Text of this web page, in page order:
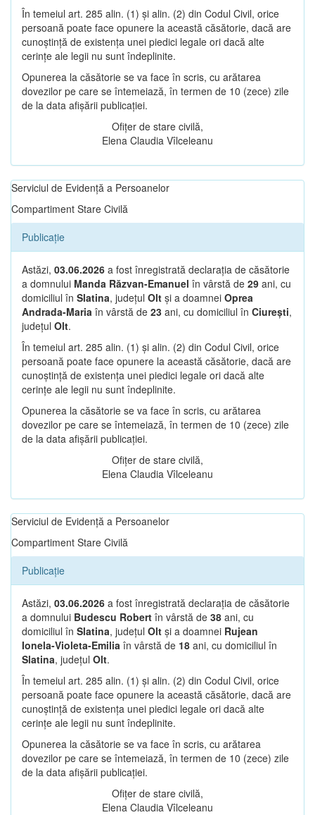
În temeiul art. 285 alin. (1) și alin. (2) din Codul Civil, orice
persoană poate face opunere la această căsătorie, dacă are
cunoștință de existența unei piedici legale ori dacă alte
cerințe ale legii nu sunt îndeplinite.
Opunerea la căsătorie se va face în scris, cu arătarea
dovezilor pe care se întemeiază, în termen de 10 (zece) zile
de la data afișării publicației.
Ofițer de stare civilă,
Elena Claudia Vîlceleanu
Serviciul de Evidență a Persoanelor
Compartiment Stare Civilă
Publicație
Astăzi, 03.06.2026 a fost înregistrată declarația de căsătorie
a domnului Manda Răzvan-Emanuel în vârstă de 29 ani, cu
domiciliul în Slatina, județul Olt și a doamnei Oprea
Andrada-Maria în vârstă de 23 ani, cu domiciliul în Ciurești,
județul Olt.
În temeiul art. 285 alin. (1) și alin. (2) din Codul Civil, orice
persoană poate face opunere la această căsătorie, dacă are
cunoștință de existența unei piedici legale ori dacă alte
cerințe ale legii nu sunt îndeplinite.
Opunerea la căsătorie se va face în scris, cu arătarea
dovezilor pe care se întemeiază, în termen de 10 (zece) zile
de la data afișării publicației.
Ofițer de stare civilă,
Elena Claudia Vîlceleanu
Serviciul de Evidență a Persoanelor
Compartiment Stare Civilă
Publicație
Astăzi, 03.06.2026 a fost înregistrată declarația de căsătorie
a domnului Budescu Robert în vârstă de 38 ani, cu
domiciliul în Slatina, județul Olt și a doamnei Rujean
Ionela-Violeta-Emilia în vârstă de 18 ani, cu domiciliul în
Slatina, județul Olt.
În temeiul art. 285 alin. (1) și alin. (2) din Codul Civil, orice
persoană poate face opunere la această căsătorie, dacă are
cunoștință de existența unei piedici legale ori dacă alte
cerințe ale legii nu sunt îndeplinite.
Opunerea la căsătorie se va face în scris, cu arătarea
dovezilor pe care se întemeiază, în termen de 10 (zece) zile
de la data afișării publicației.
Ofițer de stare civilă,
Elena Claudia Vîlceleanu